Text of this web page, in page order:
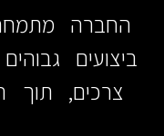
החברה
ביצועים
צרכים, תוך